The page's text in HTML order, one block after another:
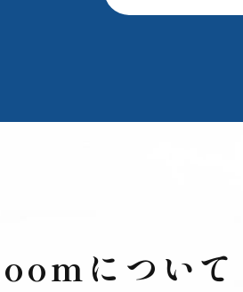
について